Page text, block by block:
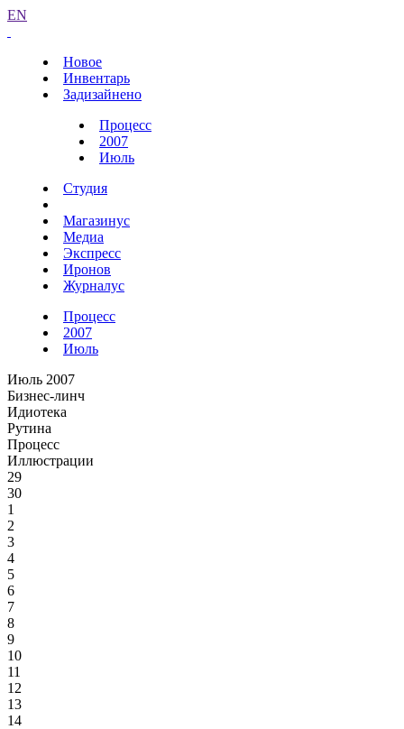
EN
Новое
Инвентарь
Задизайнено
Процесс
2007
Июль
Студия
Магазинус
Медиа
Экспресс
Иронов
Журналус
Процесс
2007
Июль
Июль 2007
Бизнес-линч
Идиотека
Рутина
Процесс
Иллюстрации
29
30
1
2
3
4
5
6
7
8
9
10
11
12
13
14